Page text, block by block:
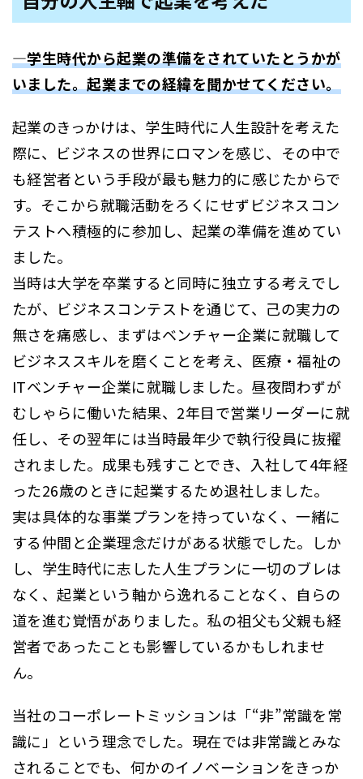
―学生時代から起業の準備をされていたとうかが
いました。起業までの経緯を聞かせてください。
起業のきっかけは、学生時代に人生設計を考えた
際に、ビジネスの世界にロマンを感じ、その中で
も経営者という手段が最も魅力的に感じたからで
す。そこから就職活動をろくにせずビジネスコン
テストへ積極的に参加し、起業の準備を進めてい
ました。
当時は大学を卒業すると同時に独立する考えでし
たが、ビジネスコンテストを通じて、己の実力の
無さを痛感し、まずはベンチャー企業に就職して
ビジネススキルを磨くことを考え、医療・福祉の
ITベンチャー企業に就職しました。昼夜問わずが
むしゃらに働いた結果、2年目で営業リーダーに就
任し、その翌年には当時最年少で執行役員に抜擢
されました。成果も残すことでき、入社して4年経
った26歳のときに起業するため退社しました。
実は具体的な事業プランを持っていなく、一緒に
する仲間と企業理念だけがある状態でした。しか
し、学生時代に志した人生プランに一切のブレは
なく、起業という軸から逸れることなく、自らの
道を進む覚悟がありました。私の祖父も父親も経
営者であったことも影響しているかもしれませ
ん。
当社のコーポレートミッションは「“非”常識を常
識に」という理念でした。現在では非常識とみな
されることでも、何かのイノベーションをきっか